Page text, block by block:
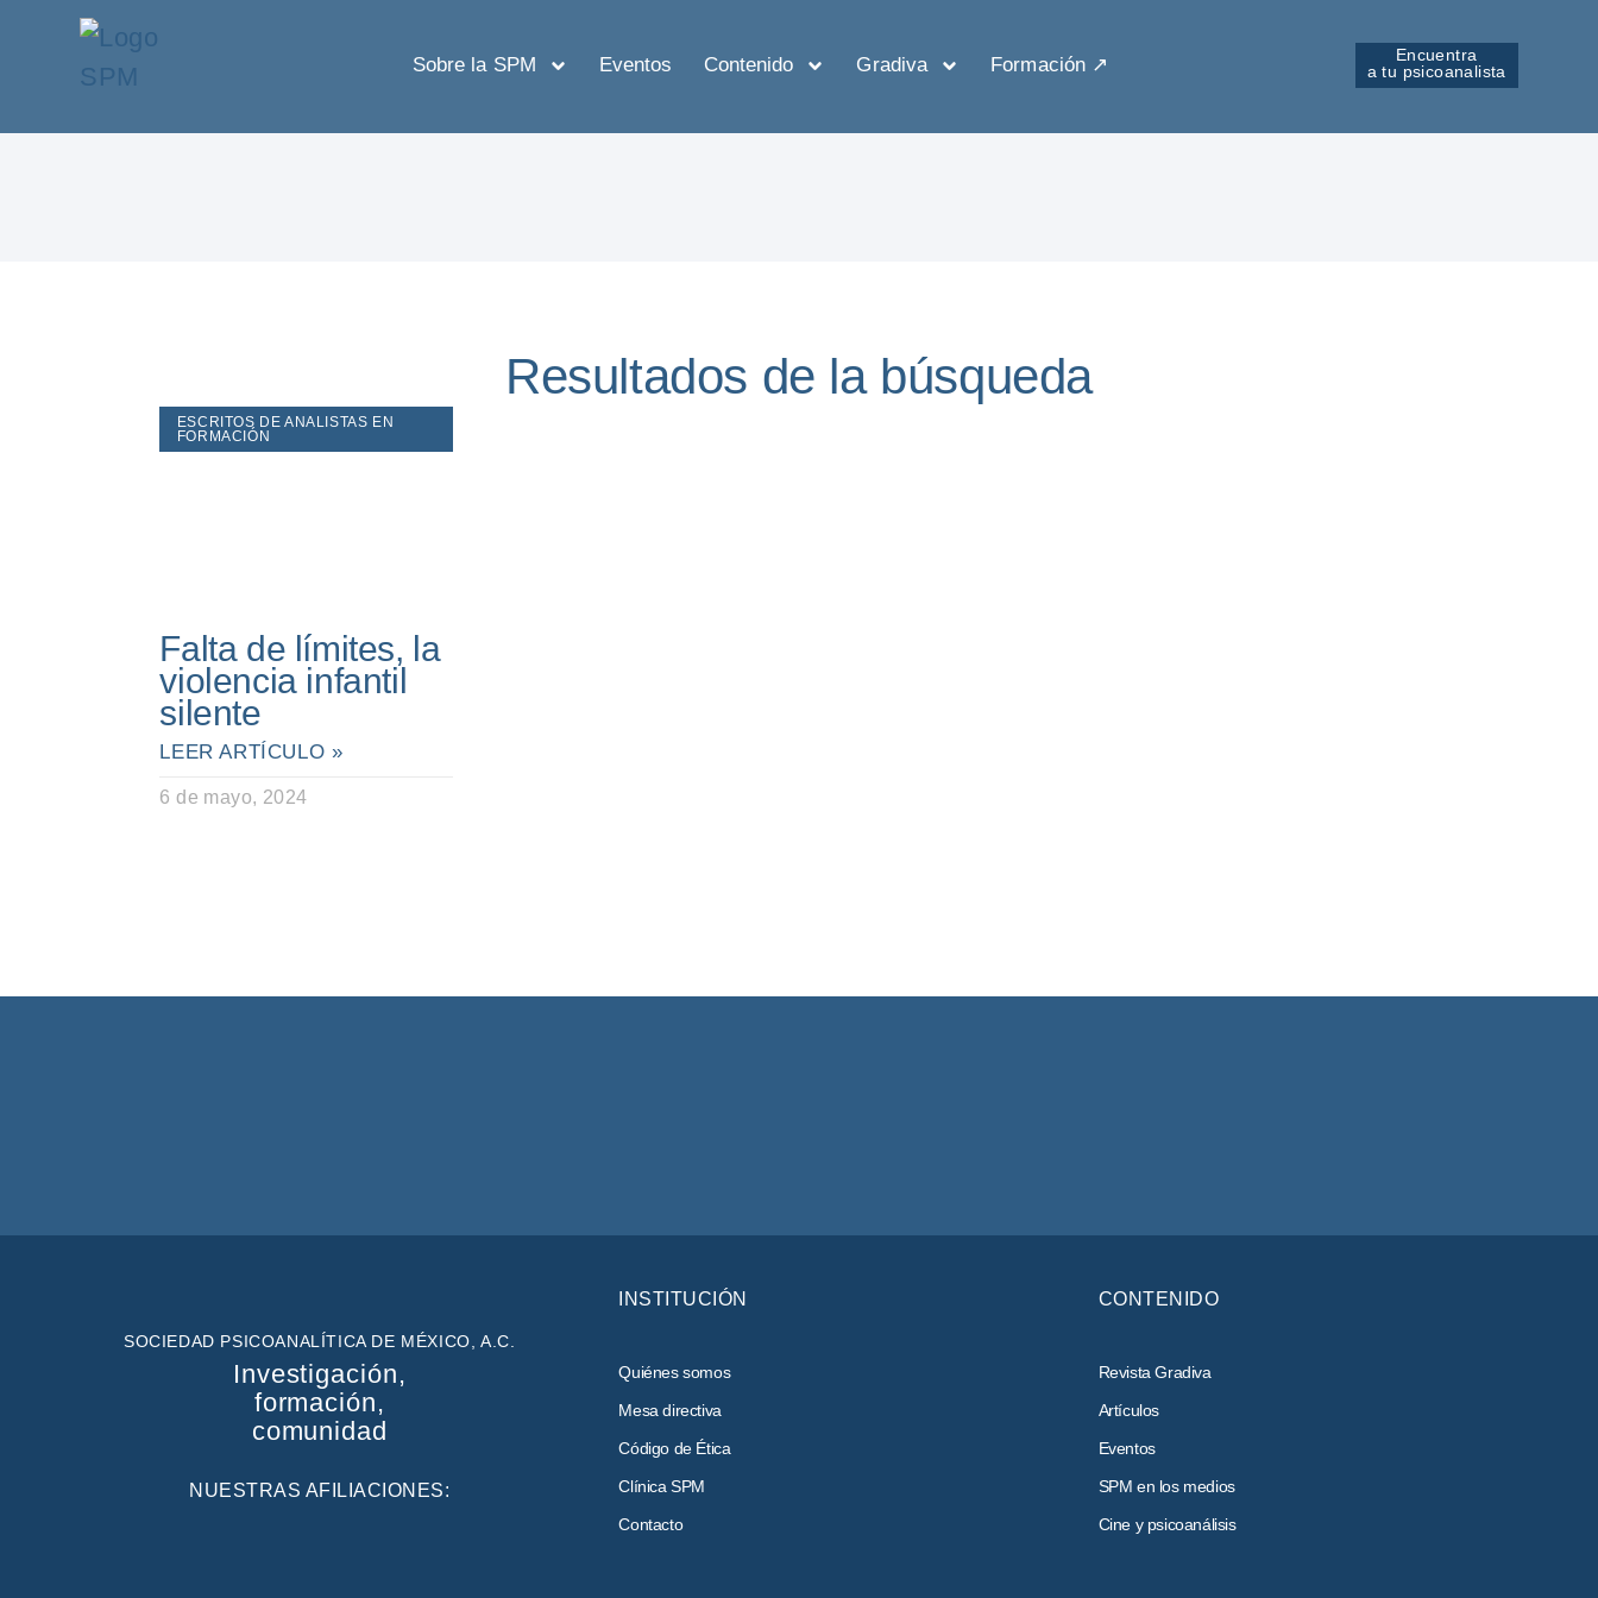
Sobre la SPM Eventos Contenido Gradiva Formación ↗︎
Encuentra
a tu psicoanalista
Resultados de la búsqueda
ESCRITOS DE ANALISTAS EN
FORMACIÓN
Falta de límites, la
violencia infantil
silente
LEER ARTÍCULO »
6 de mayo, 2024
SOCIEDAD PSICOANALÍTICA DE MÉXICO, A.C.
Investigación,
formación,
comunidad
NUESTRAS AFILIACIONES:
INSTITUCIÓN
Quiénes somos
Mesa directiva
Código de Ética
Clínica SPM
Contacto
CONTENIDO
Revista Gradiva
Artículos
Eventos
SPM en los medios
Cine y psicoanálisis